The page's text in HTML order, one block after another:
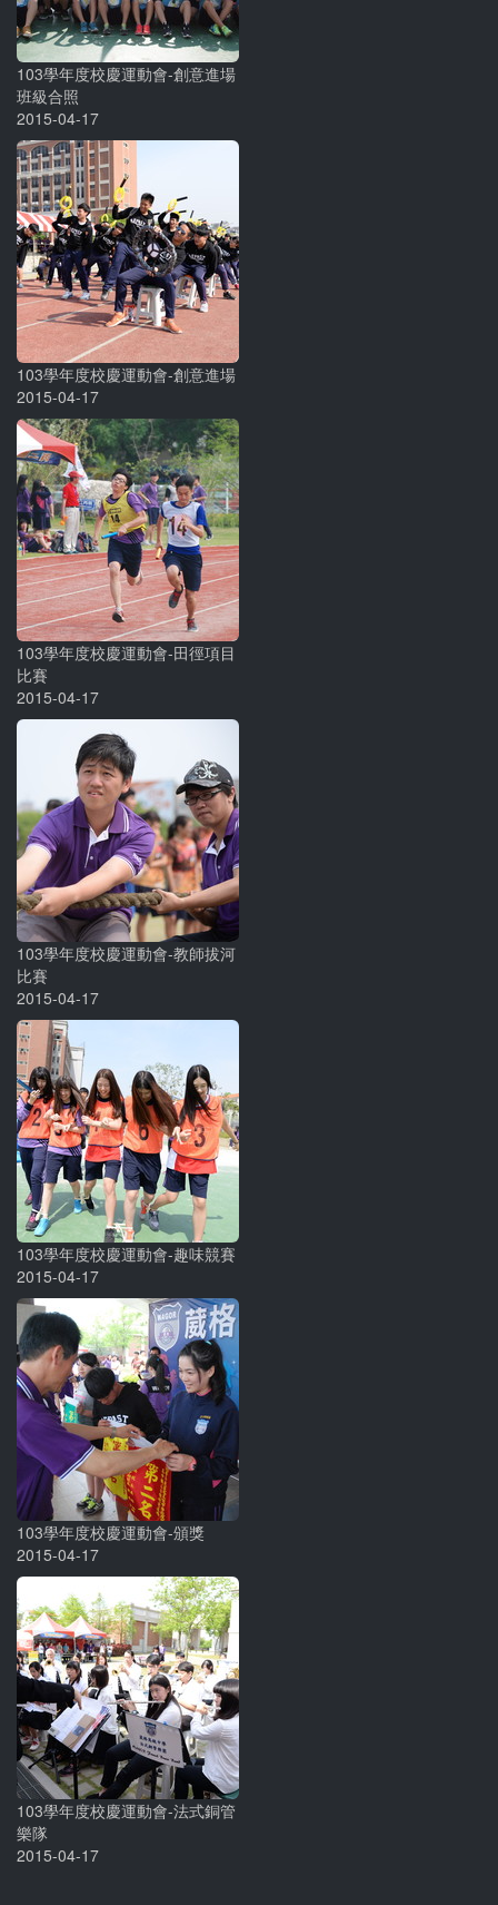
103學年度校慶運動會-創意進場
班級合照
2015-04-17
103學年度校慶運動會-創意進場
2015-04-17
103學年度校慶運動會-田徑項目
比賽
2015-04-17
103學年度校慶運動會-教師拔河
比賽
2015-04-17
103學年度校慶運動會-趣味競賽
2015-04-17
103學年度校慶運動會-頒獎
2015-04-17
103學年度校慶運動會-法式銅管
樂隊
2015-04-17